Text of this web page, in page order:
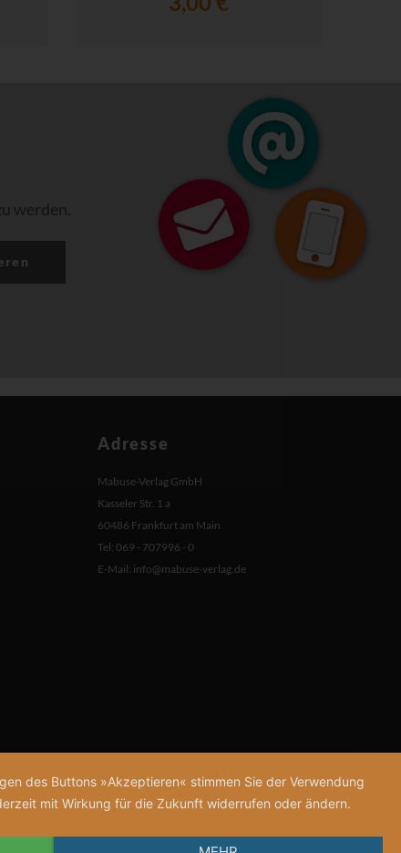
werden.
Adresse
Mabuse-Verlag GmbH
Kasseler Str. 1 a
60486 Frankfurt am Main
Tel: 069 - 707996 - 0
E-Mail: info@mabuse-verlag.de
des Buttons »Akzeptieren« stimmen Sie der Verwendung
mit Wirkung für die Zukunft widerrufen oder ändern.